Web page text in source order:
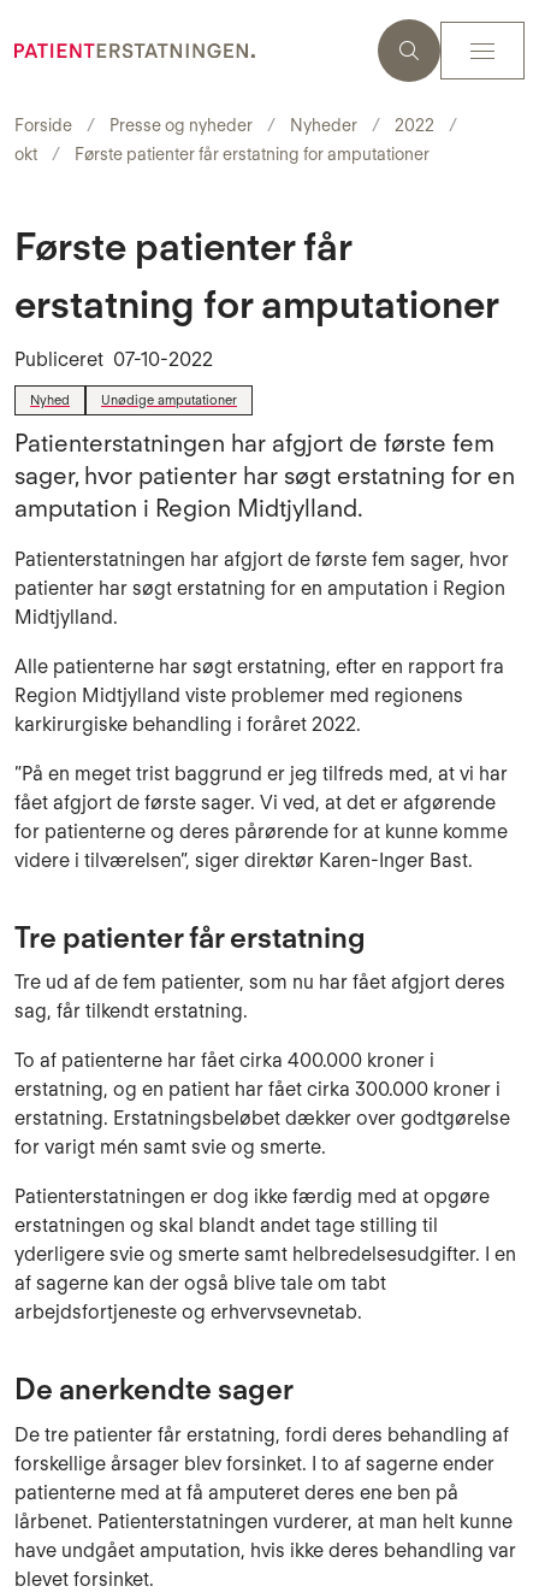
Forside Presse og nyheder Nyheder
2022
okt
Første patienter får erstatning for amputationer
Første patienter får
erstatning for amputationer
Publiceret 07-10-2022
Nyhed Unødige amputationer
Patienterstatningen har afgjort de første fem
sager, hvor patienter har søgt erstatning for en
amputation i Region Midtjylland.
Patienterstatningen har afgjort de første fem sager, hvor
patienter har søgt erstatning for en amputation i Region
Midtjylland.
Alle patienterne har søgt erstatning, efter en rapport fra
Region Midtjylland viste problemer med regionens
karkirurgiske behandling i foråret 2022.
”På en meget trist baggrund er jeg tilfreds med, at vi har
fået afgjort de første sager. Vi ved, at det er afgørende
for patienterne og deres pårørende for at kunne komme
videre i tilværelsen”, siger direktør Karen-Inger Bast.
Tre patienter får erstatning
Tre ud af de fem patienter, som nu har fået afgjort deres
sag, får tilkendt erstatning.
To af patienterne har fået cirka 400.000 kroner i
erstatning, og en patient har fået cirka 300.000 kroner i
erstatning. Erstatningsbeløbet dækker over godtgørelse
for varigt mén samt svie og smerte.
Patienterstatningen er dog ikke færdig med at opgøre
erstatningen og skal blandt andet tage stilling til
yderligere svie og smerte samt helbredelsesudgifter. I en
af sagerne kan der også blive tale om tabt
arbejdsfortjeneste og erhvervsevnetab.
De anerkendte sager
De tre patienter får erstatning, fordi deres behandling af
forskellige årsager blev forsinket. I to af sagerne ender
patienterne med at få amputeret deres ene ben på
lårbenet. Patienterstatningen vurderer, at man helt kunne
have undgået amputation, hvis ikke deres behandling var
blevet forsinket.